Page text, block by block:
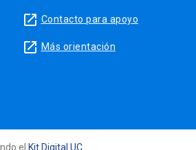
launch Contacto para apoyo
launch Más orientación
el Kit Digital UC